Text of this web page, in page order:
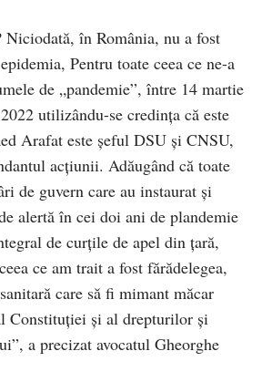
în România, nu a fost
Pentru toate ceea ce ne-a
de „pandemie”, între 14 martie
utilizându-se credința că este
Arafat este șeful DSU și CNSU,
acțiunii. Adăugând că toate
de guvern care au instaurat și
alertă în cei doi ani de plandemie
de curțile de apel din țară,
ce am trait a fost fărădelegea,
care să fi mimant măcar
Constituției și al drepturilor și
a precizat avocatul Gheorghe